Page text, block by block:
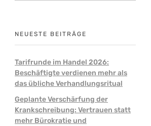
NEUESTE BEITRÄGE
Tarifrunde im Handel 2026:
Beschäftigte verdienen mehr als
das übliche Verhandlungsritual
Geplante Verschärfung der
Krankschreibung: Vertrauen statt
mehr Bürokratie und